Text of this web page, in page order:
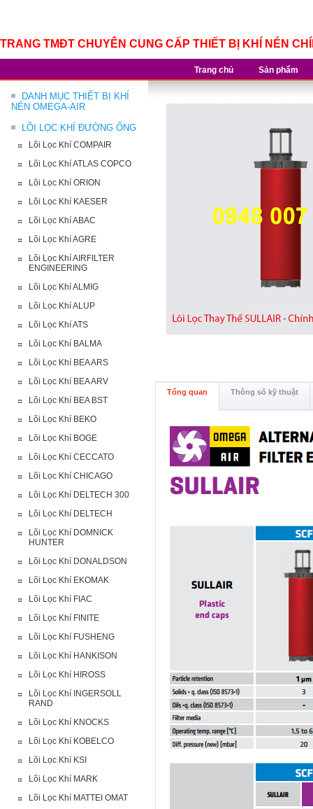
TRANG TMĐT CHUYÊN CUNG CẤP THIẾT BỊ KHÍ NÉN
Trang chủ Sản phẩm
DANH MỤC THIẾT BỊ KHÍ
NÉN OMEGA-AIR
LÕI LỌC KHÍ ĐƯỜNG ỐNG
Lõi Lọc Khí COMPAIR
Lõi Lọc Khí ATLAS COPCO
Lõi Lọc Khí ORION
Lõi Lọc Khí KAESER
Lõi Lọc Khí ABAC
Lõi Lọc Khí AGRE
Lõi Lọc Khí AIRFILTER
ENGINEERING
Lõi Lọc Khí ALMIG
Lõi Lọc Khí ALUP
Lõi Lọc Khí ATS
Lõi Lọc Khí BALMA
Lõi Lọc Khí BEA ARS
Lõi Lọc Khí BEA ARV
Lõi Lọc Khí BEA BST
Lõi Lọc Khí BEKO
Lõi Lọc Khí BOGE
Lõi Lọc Khí CECCATO
Lõi Lọc Khí CHICAGO
Lõi Lọc Khí DELTECH 300
Lõi Lọc Khí DELTECH
Lõi Lọc Khí DOMNICK
HUNTER
Lõi Lọc Khí DONALDSON
Lõi Lọc Khí EKOMAK
Lõi Lọc Khí FIAC
Lõi Lọc Khí FINITE
Lõi Lọc Khí FUSHENG
Lõi Lọc Khí HANKISON
Lõi Lọc Khí HIROSS
Lõi Lọc Khí INGERSOLL
RAND
Lõi Lọc Khí KNOCKS
Lõi Lọc Khí KOBELCO
Lõi Lọc Khí KSI
Lõi Lọc Khí MARK
Lõi Lọc Khí MATTEI OMAT
Tổng quan Thông số kỹ thuật